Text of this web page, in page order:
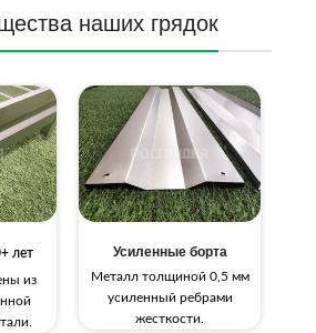
наших грядок
лет
из
Усиленные борта
Металл толщиной 0,5 мм
усиленный ребрами
жесткости.